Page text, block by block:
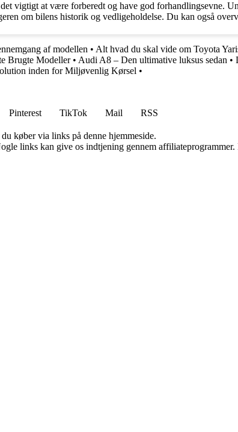
vigtigt at være forberedt og have god
om bilens historik og vedligeholdelse. Du kan også
af modellen • Alt hvad du skal vide om Toyota
Brugte Modeller• Audi A8 – Den ultimative luksus sedan •
inden for Miljøvenlig Kørsel •
Pinterest TikTok Mail
RSS
køber via links på denne hjemmeside.
links kan give os indtjening gennem